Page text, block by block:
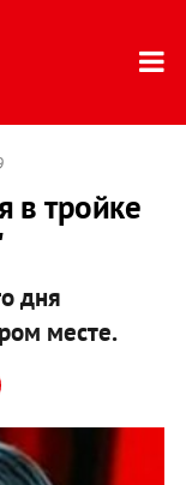
в тройке
дня
месте.